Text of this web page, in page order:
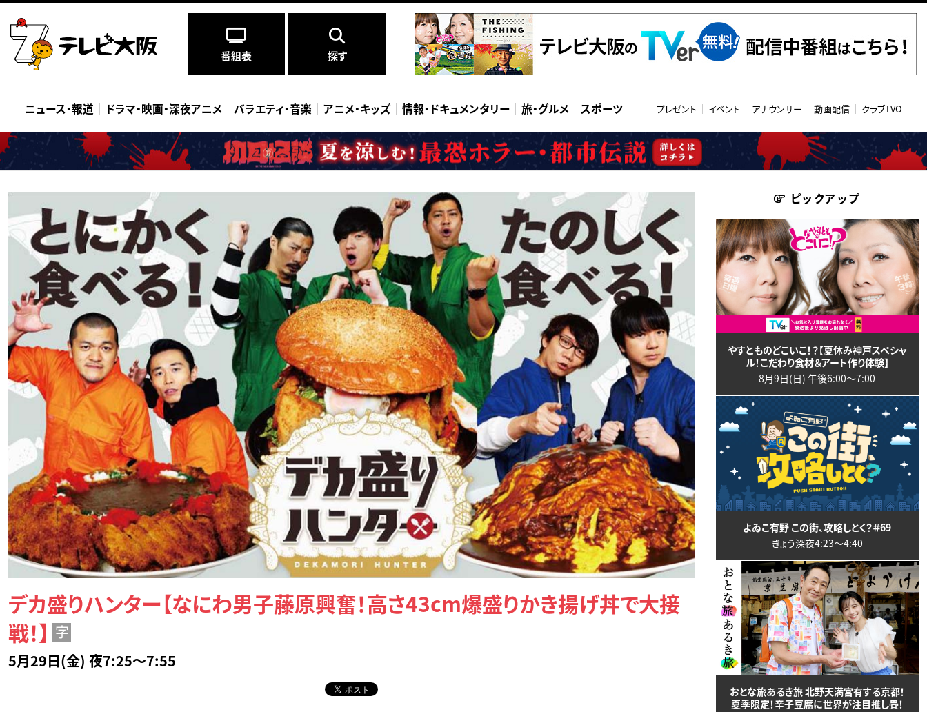
番組表 探す
ニュース・報道 ドラマ・映画・深夜アニメ バラエティ・音楽 アニメ・キッズ 情報・ ドキュメンタリー 旅・グルメ スポーツ プレゼント イベント アナウンサー 動画配信 クラブTVO
デカ盛りハンター【なにわ男子藤原興奮！高さ43cm爆盛りかき揚げ丼で大接
戦！】 字
5月29日(金) 夜7:25～7:55
ピックアップ
やすとものどこいこ！？【夏休み神戸スペシャ
ル！こだわり食材＆アート作り体験】
8月9日(日) 午後6:00〜7:00
よゐこ有野 この街、攻略しとく？＃69
きょう深夜4:23〜4:40
おとな旅あるき旅 北野天満宮有する京都！
夏季限定！辛子豆腐に世界が注目推し畳！